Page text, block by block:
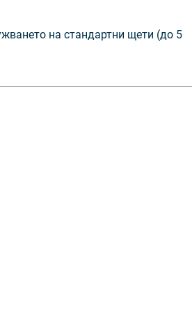
на стандартни щети (до 5